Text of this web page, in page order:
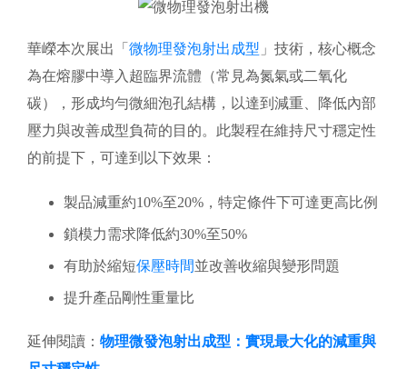
華嶸本次展出「 微物理發泡射出成型 」技術，核心概念
為在熔膠中導入超臨界流體（常見為氮氣或二氧化
碳），形成均勻微細泡孔結構，以達到減重、降低內部
壓力與改善成型負荷的目的。此製程在維持尺寸穩定性
的前提下，可達到以下效果：
製品減重約10%至20%，特定條件下可達更高比例
鎖模力需求降低約30%至50%
有助於縮短保壓時間並改善收縮與變形問題
提升產品剛性重量比
延伸閱讀： 物理微發泡射出成型：實現最大化的減重與